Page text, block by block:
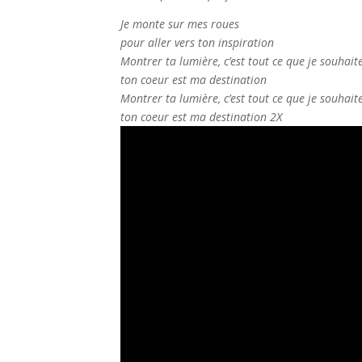
Je monte sur mes roues
pour aller vers ton inspiration
Montrer ta lumière, c’est tout ce que je
ton coeur est ma destination
Montrer ta lumière, c’est tout ce que je
ton coeur est ma destination 2X